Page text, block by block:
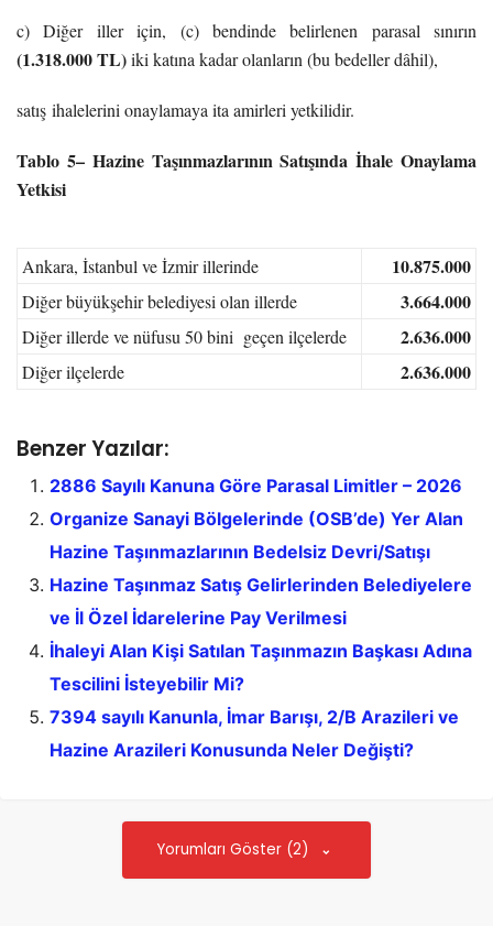
c) Diğer iller için, (c) bendinde belirlenen parasal sınırın
(1.318.000 TL)iki katına kadar olanların (bu bedeller dâhil),
satış ihalelerini onaylamaya ita amirleri yetkilidir.
Tablo 5– Hazine Taşınmazlarının Satışında İhale Onaylama
Yetkisi
Ankara, İstanbul ve İzmir illerinde 10.875.000
Diğer büyükşehir belediyesi olan illerde 3.664.000
Diğer illerde ve nüfusu 50 bini geçen ilçelerde 2.636.000
Diğer ilçelerde 2.636.000
Benzer Yazılar:
2886 Sayılı Kanuna Göre Parasal Limitler – 2026
Organize Sanayi Bölgelerinde (OSB’de) Yer Alan
Hazine Taşınmazlarının Bedelsiz Devri/Satışı
Hazine Taşınmaz Satış Gelirlerinden Belediyelere
ve İl Özel İdarelerine Pay Verilmesi
İhaleyi Alan Kişi Satılan Taşınmazın Başkası Adına
Tescilini İsteyebilir Mi?
7394 sayılı Kanunla, İmar Barışı, 2/B Arazileri ve
Hazine Arazileri Konusunda Neler Değişti?
Yorumları Göster (2)